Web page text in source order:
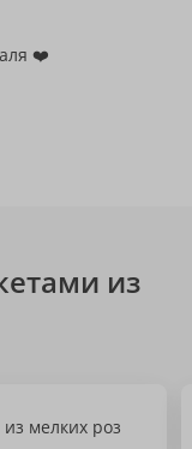
❤️
из
мелких роз